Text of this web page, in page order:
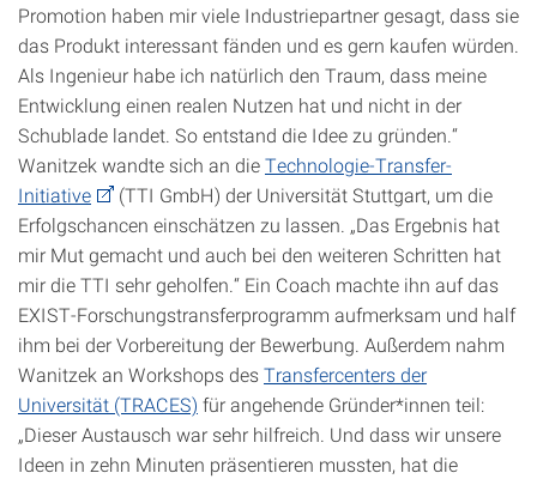
Promotion haben mir viele Industriepartner gesagt, dass sie
das Produkt interessant fänden und es gern kaufen würden.
Als Ingenieur habe ich natürlich den Traum, dass meine
Entwicklung einen realen Nutzen hat und nicht in der
Schublade landet. So entstand die Idee zu gründen.“
Wanitzek wandte sich an dieTechnologie-Transfer-
Initiative
(TTI GmbH) der Universität Stuttgart, um die
Erfolgschancen einschätzen zu lassen. „Das Ergebnis hat
mir Mut gemacht und auch bei den weiteren Schritten hat
mir die TTI sehr geholfen.“ Ein Coach machte ihn auf das
EXIST-Forschungstransferprogramm aufmerksam und half
ihm bei der Vorbereitung der Bewerbung. Außerdem nahm
Wanitzek an Workshops desTransfercenters der
Universität (TRACES) für angehende Gründer*innen teil:
„Dieser Austausch war sehr hilfreich. Und dass wir unsere
Ideen in zehn Minuten präsentieren mussten, hat die